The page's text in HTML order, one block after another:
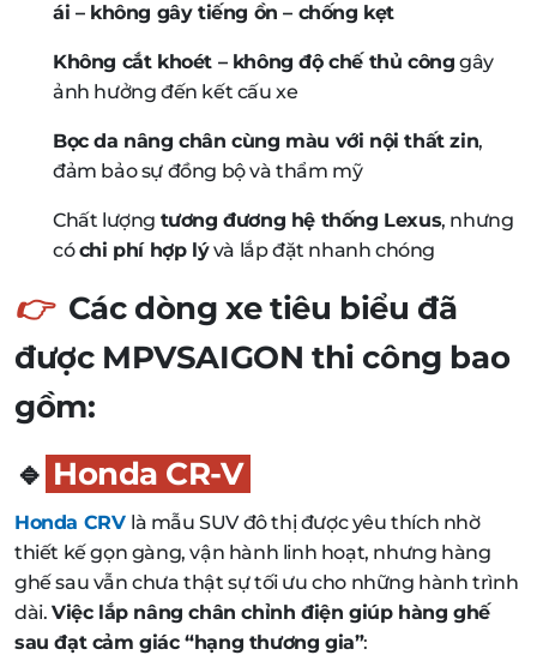
ái – không gây tiếng ồn – chống kẹt
Không cắt khoét – không độ chế thủ công gây
ảnh hưởng đến kết cấu xe
Bọc da nâng chân cùng màu với nội thất zin,
đảm bảo sự đồng bộ và thẩm mỹ
Chất lượng tương đương hệ thống Lexus, nhưng
cóchi phí hợp lývà lắp đặt nhanh chóng
👉 Các dòng xe tiêu biểu đã
được MPVSAIGON thi công bao
gồm:
🔹 Honda CR-V
Honda CRV là mẫu SUV đô thị được yêu thích nhờ
thiết kế gọn gàng, vận hành linh hoạt, nhưng hàng
ghế sau vẫn chưa thật sự tối ưu cho những hành trình
dài.Việc lắp nâng chân chỉnh điện giúp hàng ghế
sau đạt cảm giác “hạng thương gia”: